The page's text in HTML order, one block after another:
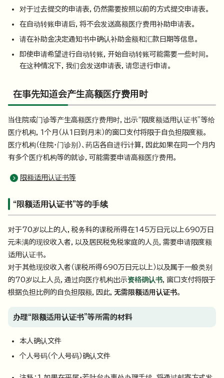
对于过去提交的申请表，仍然需要按照以前的方式提交申请表。
在自动转账申请后，将不会发送高额医疗费用补助申请表。
请在补助金决定通知书中确认补助金额和汇款日期等信息。
即使申请希望进行自动转账，开始自动转账可能需要一些时间。
在这种情况下，我们会发送申请表，请您进行申请。
在事先知道会产生高额医疗费用时
当住院或门诊等产生高额医疗费用时，出示“限度额适用认证书”等给
医疗机构，1个月（从1日到月末）的窗口支付将限于自负担限度额。
医疗机构（住院・门诊别）、药店各自进行计算，因此如果在同一个月内
有多个医疗机构等的就诊，可能需要申请高额医疗费用。
限额适用认证书等
“限额适用认证书”等的手续
对于70岁以上的人，税务科的课税所得在145万日元以上690万日
元未满的现役收入者，以及居民税免税家庭的人员，需要申请限度额
适用认证书。
对于其他现役收入者（课税所得690万日元以上）以及属于一般类别
的70岁以上人员，通过向医疗机构出示资格确认书，窗口支付将限于
根据负担比例的自负担限额，因此， 无需限额适用认证书。
办理“限额适用认证书”等所需的材料
本人确认文件
个人号码（个人号码）确认文件